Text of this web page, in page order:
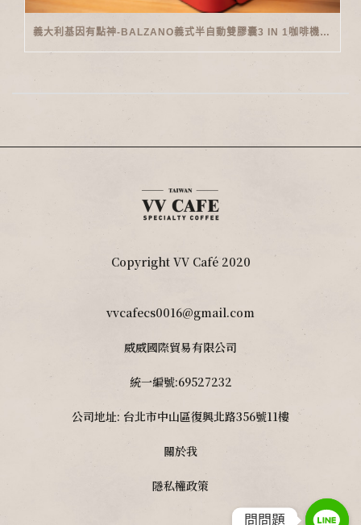
義大利基因有點神-BALZANO義式半自動雙膠囊3 IN 1咖啡機開箱
Copyright VV Café 2020
vvcafecs0016@gmail.com
威威國際貿易有限公司
統一編號:69527232
公司地址: 台北市中山區復興北路356號11樓
關於我
隱私權政策
問問題